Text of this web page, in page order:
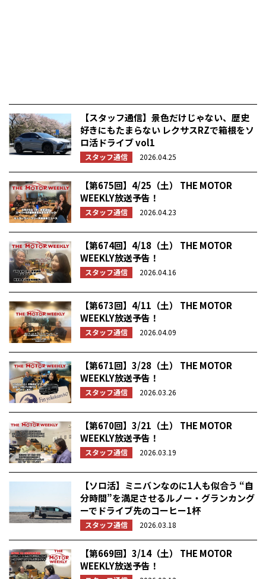
【スタッフ通信】景色だけじゃない、歴史
好きにもたまらない レクサスRZで箱根をソ
ロ活ドライブ vol1
スタッフ通信 2026.04.25
【第675回】4/25（土） THE MOTOR
WEEKLY放送予告！
スタッフ通信 2026.04.23
【第674回】4/18（土） THE MOTOR
WEEKLY放送予告！
スタッフ通信 2026.04.16
【第673回】4/11（土） THE MOTOR
WEEKLY放送予告！
スタッフ通信 2026.04.09
【第671回】3/28（土） THE MOTOR
WEEKLY放送予告！
スタッフ通信 2026.03.26
【第670回】3/21（土） THE MOTOR
WEEKLY放送予告！
スタッフ通信 2026.03.19
【ソロ活】ミニバンなのに1人も似合う “自
分時間”を満足させるルノー・グランカング
ーでドライブ先のコーヒー1杯
スタッフ通信 2026.03.18
【第669回】3/14（土） THE MOTOR
WEEKLY放送予告！